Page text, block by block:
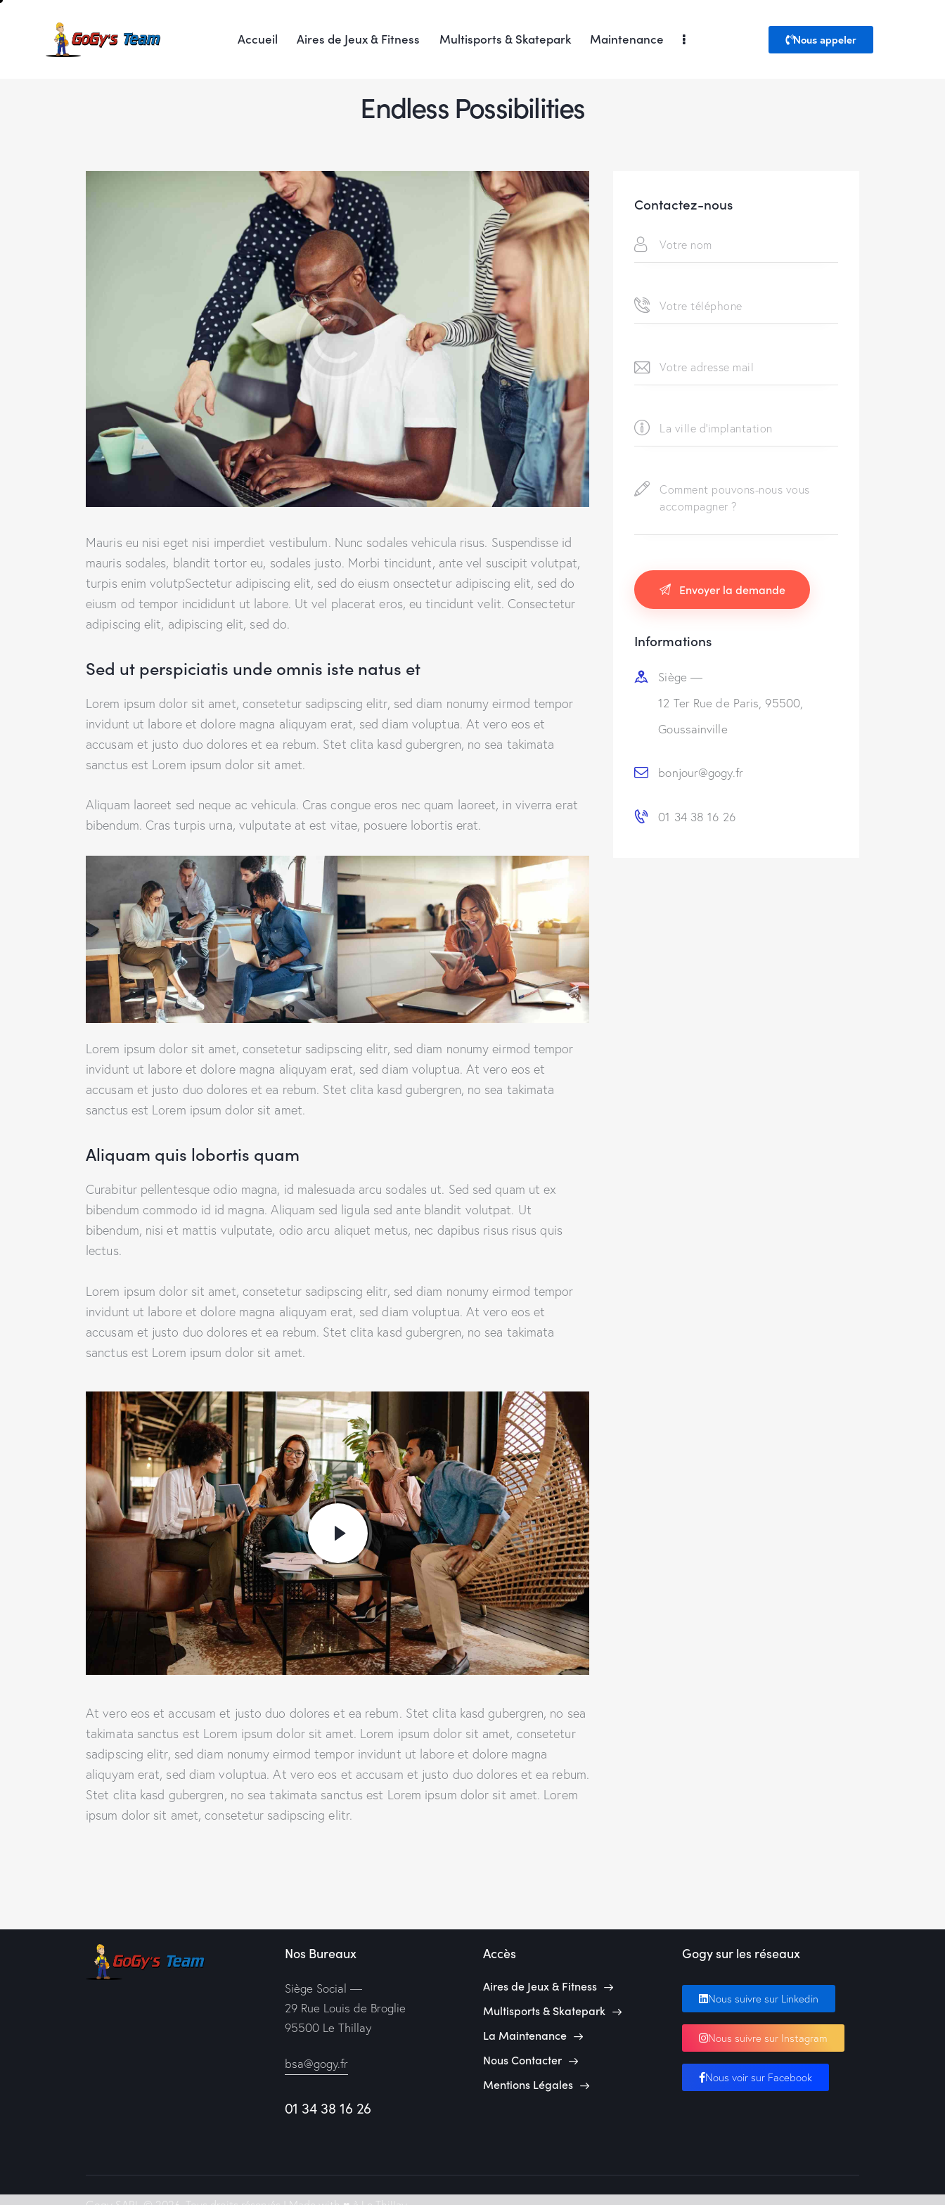
Accueil Aires de Jeux & Fitness Multisports & Skatepark Maintenance Nous appeler
Endless Possibilities
Mauris eu nisi eget nisi imperdiet vestibulum. Nunc sodales vehicula risus. Suspendisse id
mauris sodales, blandit tortor eu, sodales justo. Morbi tincidunt, ante vel suscipit volutpat,
turpis enim volutpSectetur adipiscing elit, sed do eiusm onsectetur adipiscing elit, sed do
eiusm od tempor incididunt ut labore. Ut vel placerat eros, eu tincidunt velit. Consectetur
adipiscing elit, adipiscing elit, sed do.
Sed ut perspiciatis unde omnis iste natus et
Lorem ipsum dolor sit amet, consetetur sadipscing elitr, sed diam nonumy eirmod tempor
invidunt ut labore et dolore magna aliquyam erat, sed diam voluptua. At vero eos et
accusam et justo duo dolores et ea rebum. Stet clita kasd gubergren, no sea takimata
sanctus est Lorem ipsum dolor sit amet.
Aliquam laoreet sed neque ac vehicula. Cras congue eros nec quam laoreet, in viverra erat
bibendum. Cras turpis urna, vulputate at est vitae, posuere lobortis erat.
Lorem ipsum dolor sit amet, consetetur sadipscing elitr, sed diam nonumy eirmod tempor
invidunt ut labore et dolore magna aliquyam erat, sed diam voluptua. At vero eos et
accusam et justo duo dolores et ea rebum. Stet clita kasd gubergren, no sea takimata
sanctus est Lorem ipsum dolor sit amet.
Aliquam quis lobortis quam
Curabitur pellentesque odio magna, id malesuada arcu sodales ut. Sed sed quam ut ex
bibendum commodo id id magna. Aliquam sed ligula sed ante blandit volutpat. Ut
bibendum, nisi et mattis vulputate, odio arcu aliquet metus, nec dapibus risus risus quis
lectus.
Lorem ipsum dolor sit amet, consetetur sadipscing elitr, sed diam nonumy eirmod tempor
invidunt ut labore et dolore magna aliquyam erat, sed diam voluptua. At vero eos et
accusam et justo duo dolores et ea rebum. Stet clita kasd gubergren, no sea takimata
sanctus est Lorem ipsum dolor sit amet.
At vero eos et accusam et justo duo dolores et ea rebum. Stet clita kasd gubergren, no sea
takimata sanctus est Lorem ipsum dolor sit amet. Lorem ipsum dolor sit amet, consetetur
sadipscing elitr, sed diam nonumy eirmod tempor invidunt ut labore et dolore magna
aliquyam erat, sed diam voluptua. At vero eos et accusam et justo duo dolores et ea rebum.
Stet clita kasd gubergren, no sea takimata sanctus est Lorem ipsum dolor sit amet. Lorem
ipsum dolor sit amet, consetetur sadipscing elitr.
Contactez-nous
Informations
Siège —
12 Ter Rue de Paris, 95500,
Goussainville
bonjour@gogy.fr
01 34 38 16 26
Nos Bureaux
Siège Social —
29 Rue Louis de Broglie
95500 Le Thillay
bsa@gogy.fr
01 34 38 16 26
Accès
Aires de Jeux & Fitness
Multisports & Skatepark
La Maintenance
Nous Contacter
Mentions Légales
Gogy sur les réseaux
Nous suivre sur Linkedin
Nous suivre sur Instagram
Nous voir sur Facebook